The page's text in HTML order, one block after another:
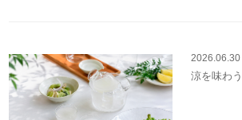
2026.06.30
涼を味わ